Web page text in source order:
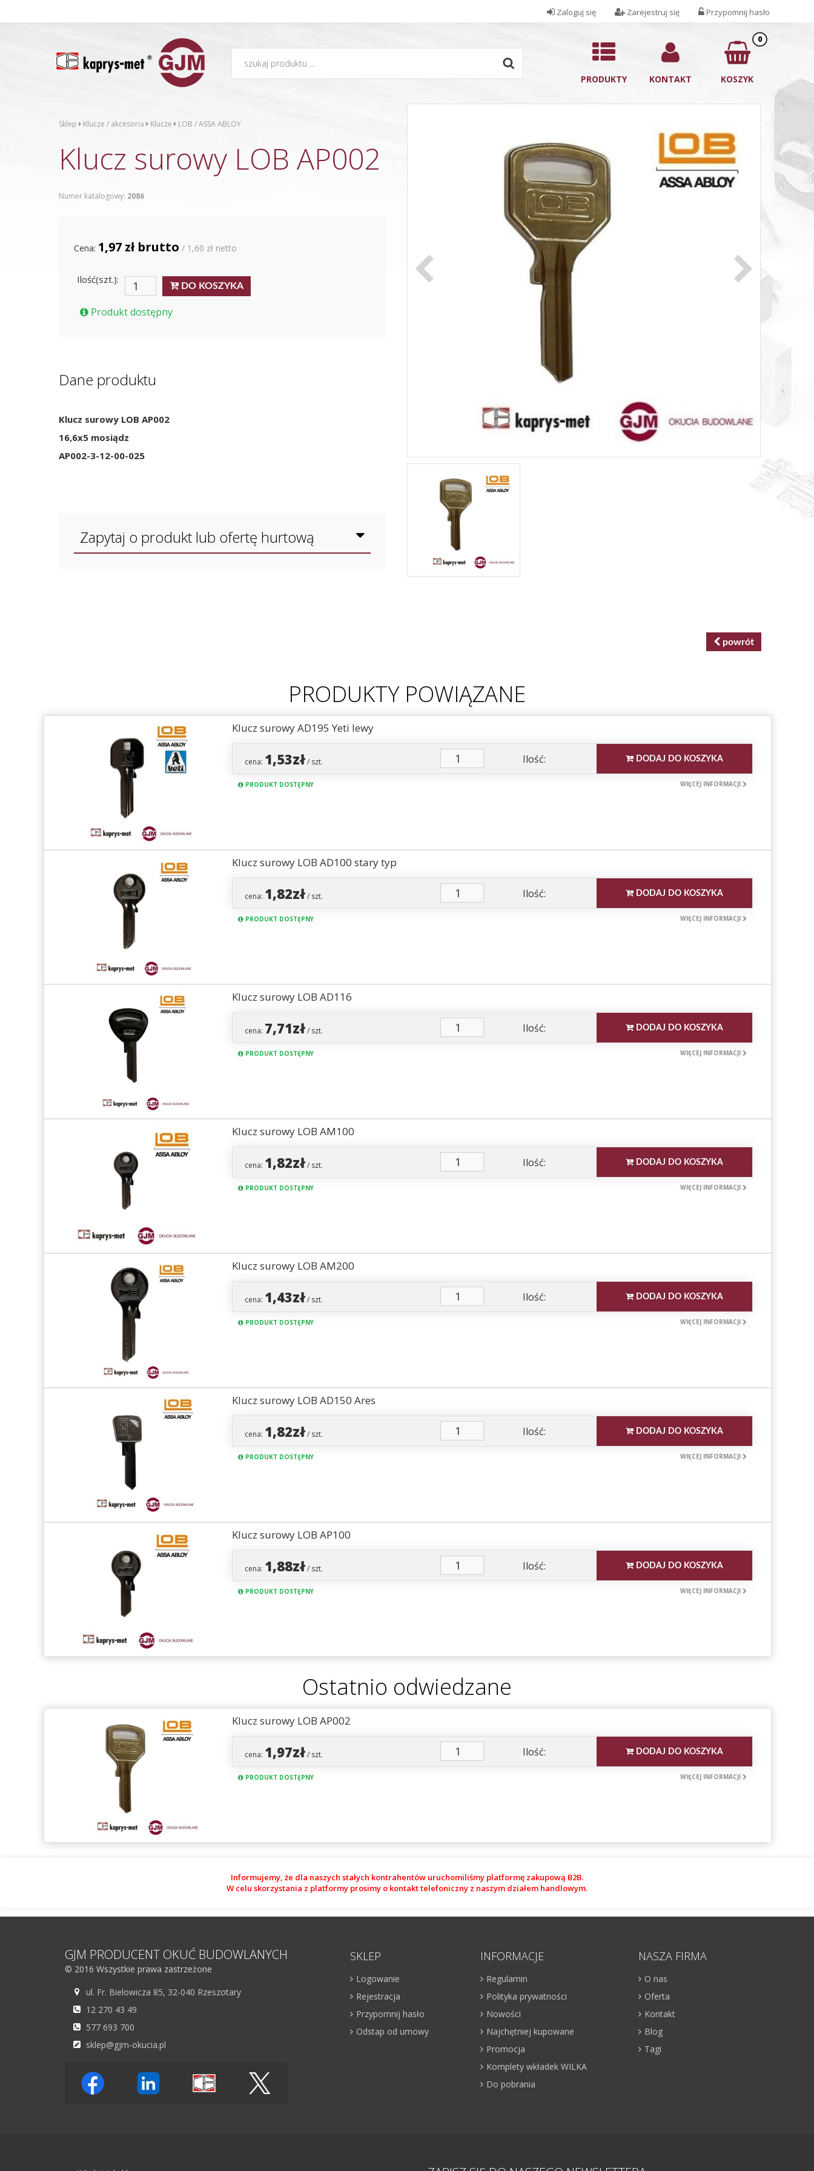
Przypomnij hasło
Zarejestruj się
Zaloguj się
PRODUKTY KONTAKT
0
KOSZYK
Sklep Klucze / akcesoria Klucze LOB / ASSA ABLOY
Klucz surowy LOB AP002
Numer katalogowy: 2086
Cena: 1,97 zł brutto / 1,60 zł netto
Ilość(szt.):
DO KOSZYKA
Produkt dostępny
Dane produktu
Klucz surowy LOB AP002
16,6x5 mosiądz
AP002-3-12-00-025
Zapytaj o produkt lub ofertę hurtową
powrót
PRODUKTY POWIĄZANE
Klucz surowy AD195 Yeti lewy
cena: 1,53zł/ szt. Ilość: DODAJ DO KOSZYKA
PRODUKT DOSTĘPNY WIĘCEJ INFORMACJI
Klucz surowy LOB AD100 stary typ
cena: 1,82zł/ szt. Ilość: DODAJ DO KOSZYKA
PRODUKT DOSTĘPNY WIĘCEJ INFORMACJI
Klucz surowy LOB AD116
cena: 7,71zł/ szt. Ilość: DODAJ DO KOSZYKA
PRODUKT DOSTĘPNY WIĘCEJ INFORMACJI
Klucz surowy LOB AM100
cena: 1,82zł/ szt. Ilość: DODAJ DO KOSZYKA
PRODUKT DOSTĘPNY WIĘCEJ INFORMACJI
Klucz surowy LOB AM200
cena: 1,43zł/ szt. Ilość: DODAJ DO KOSZYKA
PRODUKT DOSTĘPNY WIĘCEJ INFORMACJI
Klucz surowy LOB AD150 Ares
cena: 1,82zł/ szt. Ilość: DODAJ DO KOSZYKA
PRODUKT DOSTĘPNY WIĘCEJ INFORMACJI
Klucz surowy LOB AP100
cena: 1,88zł/ szt. Ilość: DODAJ DO KOSZYKA
PRODUKT DOSTĘPNY WIĘCEJ INFORMACJI
Ostatnio odwiedzane
Klucz surowy LOB AP002
cena: 1,97zł/ szt. Ilość: DODAJ DO KOSZYKA
PRODUKT DOSTĘPNY WIĘCEJ INFORMACJI
Informujemy, że dla naszych stałych kontrahentów uruchomiliśmy platformę zakupową B2B.
W celu skorzystania z platformy prosimy o kontakt telefoniczny z naszym działem handlowym.
GJM PRODUCENT OKUĆ BUDOWLANYCH
© 2016 Wszystkie prawa zastrzeżone
ul. Fr. Bielowicza 85, 32-040 Rzeszotary
12 270 43 49
577 693 700
sklep@gjm-okucia.pl
SKLEP
Logowanie
Rejestracja
Przypomnij hasło
Odstap od umowy
INFORMACJE
Regulamin
Polityka prywatności
Nowości
Najchętniej kupowane
Promocja
Komplety wkładek WILKA
Do pobrania
NASZA FIRMA
O nas
Oferta
Kontakt
Blog
Tagi